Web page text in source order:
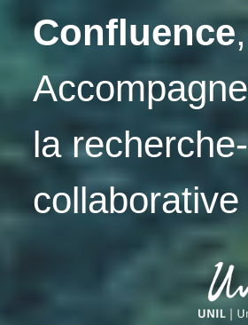
Confluence,
la
collaborative